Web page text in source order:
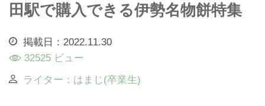
田駅で購入できる伊勢名物餅特集
掲載日：2022.11.30
32525 ビュー
ライター：はまじ(卒業生)